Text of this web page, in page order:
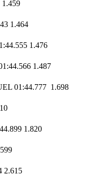
1.464
1.476
1.487
01:44.777 1.698
1.820
2.615